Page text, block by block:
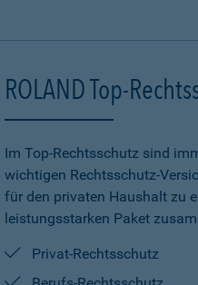
ROLAND Top-
Im Top-Rechtsschutz sind
wichtigen Rechtsschutz-
für den privaten Haushalt zu
leistungsstarken Paket
Privat-Rechtsschutz